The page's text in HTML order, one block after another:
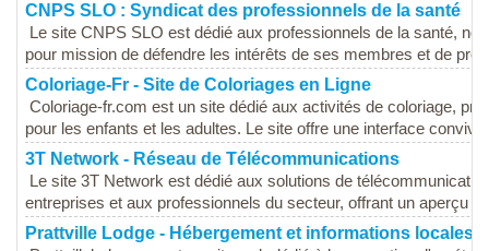
CNPS SLO : Syndicat des professionnels de la santé
Le site CNPS SLO est dédié aux professionnels de la santé,
pour mission de défendre les intérêts de ses membres et de
Coloriage-Fr - Site de Coloriages en Ligne
Coloriage-fr.com est un site dédié aux activités de coloriage,
pour les enfants et les adultes. Le site offre une interface
3T Network - Réseau de Télécommunications
Le site 3T Network est dédié aux solutions de
entreprises et aux professionnels du secteur, offrant un aperçu
Prattville Lodge - Hébergement et informations locales